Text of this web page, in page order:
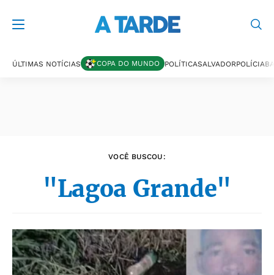
ÚLTIMAS NOTÍCIAS COPA DO MUNDO POLÍTICASALVADORPOLÍCIA
VOCÊ BUSCOU:
"Lagoa Grande"